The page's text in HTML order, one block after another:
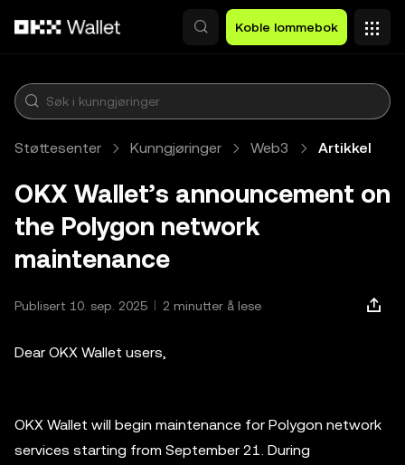
Koble lommebok
Støttesenter Kunngjøringer Web3 Artikkel
OKX Wallet’s announcement on
the Polygon network
maintenance
Publisert 10. sep. 2025 2 minutter å lese
Dear OKX Wallet users,
OKX Wallet will begin maintenance for Polygon network
services starting from September 21. During